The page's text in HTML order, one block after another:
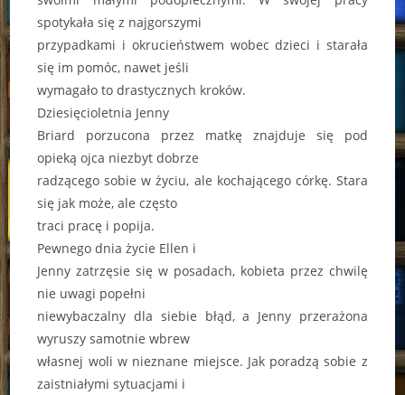
spotykała się z najgorszymi
przypadkami i okrucieństwem wobec dzieci i starała
się im pomóc, nawet jeśli
wymagało to drastycznych kroków.
Dziesięcioletnia Jenny
Briard porzucona przez matkę znajduje się pod
opieką ojca niezbyt dobrze
radzącego sobie w życiu, ale kochającego córkę. Stara
się jak może, ale często
traci pracę i popija.
Pewnego dnia życie Ellen i
Jenny zatrzęsie się w posadach, kobieta przez chwilę
nie uwagi popełni
niewybaczalny dla siebie błąd, a Jenny przerażona
wyruszy samotnie wbrew
własnej woli w nieznane miejsce. Jak poradzą sobie z
zaistniałymi sytuacjami i